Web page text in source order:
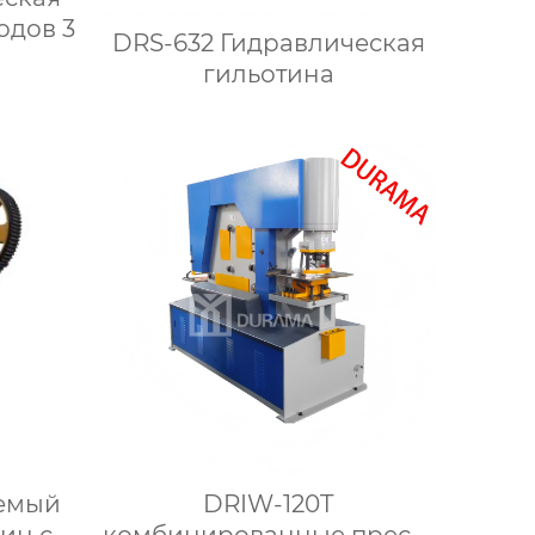
3
DRS-632 Гидравлическая
гильотина
DRIW-120T